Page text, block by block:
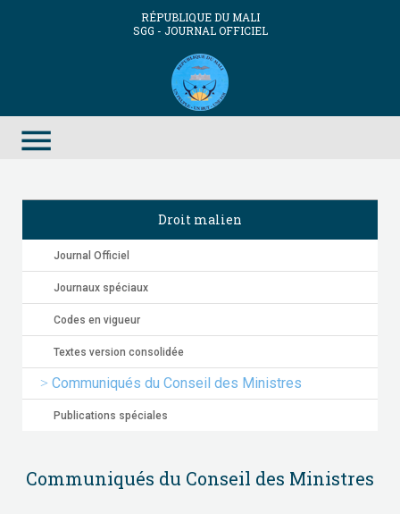
RÉPUBLIQUE DU MALI
SGG - JOURNAL OFFICIEL
menu
Droit malien
Journal Officiel
Journaux spéciaux
Codes en vigueur
Textes version consolidée
Communiqués du Conseil des Ministres
Publications spéciales
Communiqués du Conseil des Ministres